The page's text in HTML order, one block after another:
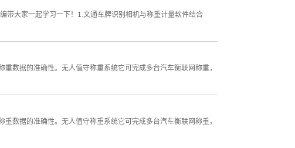
带大家一起学习一下！1.文通车牌识别相机与称重计量软件结合
数据的准确性。无人值守称重系统它可完成多台汽车衡联网称重，
数据的准确性。无人值守称重系统它可完成多台汽车衡联网称重，